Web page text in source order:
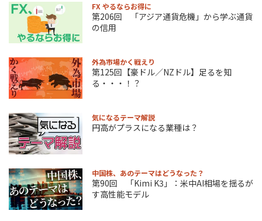
FX やるならお得に
第206回 「アジア通貨危機」から学ぶ通貨
の信用
外為市場かく戦えり
第125回【豪ドル／NZドル】足るを知
る・・・！？
気になるテーマ解説
円高がプラスになる業種は？
中国株、あのテーマはどうなった？
第90回 「Kimi K3」：米中AI相場を揺るが
す高性能モデル